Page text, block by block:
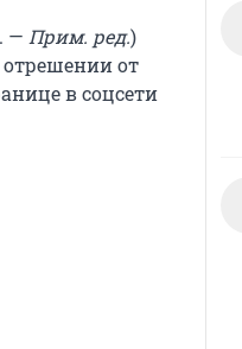
— Прим. ред.)
от
в соцсети